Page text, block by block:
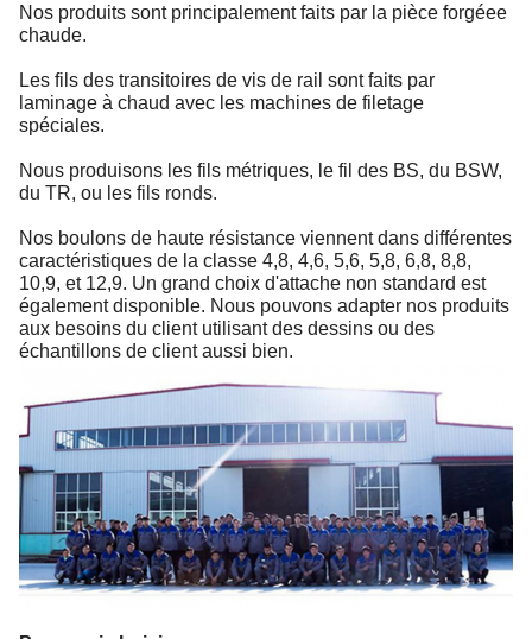
Nos produits sont principalement faits par la pièce forgéee
chaude.
Les fils des transitoires de vis de rail sont faits par
laminage à chaud avec les machines de filetage
spéciales.
Nous produisons les fils métriques, le fil des BS, du BSW,
du TR, ou les fils ronds.
Nos boulons de haute résistance viennent dans différentes
caractéristiques de la classe 4,8, 4,6, 5,6, 5,8, 6,8, 8,8,
10,9, et 12,9. Un grand choix d'attache non standard est
également disponible. Nous pouvons adapter nos produits
aux besoins du client utilisant des dessins ou des
échantillons de client aussi bien.